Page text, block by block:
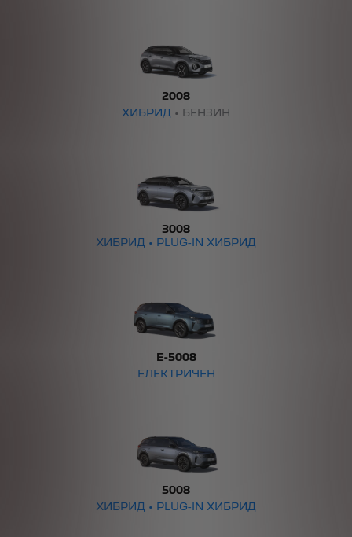
2008
ХИБРИД • БЕНЗИН
3008
ХИБРИД • PLUG-IN ХИБРИД
E-5008
ЕЛЕКТРИЧЕН
5008
ХИБРИД • PLUG-IN ХИБРИД